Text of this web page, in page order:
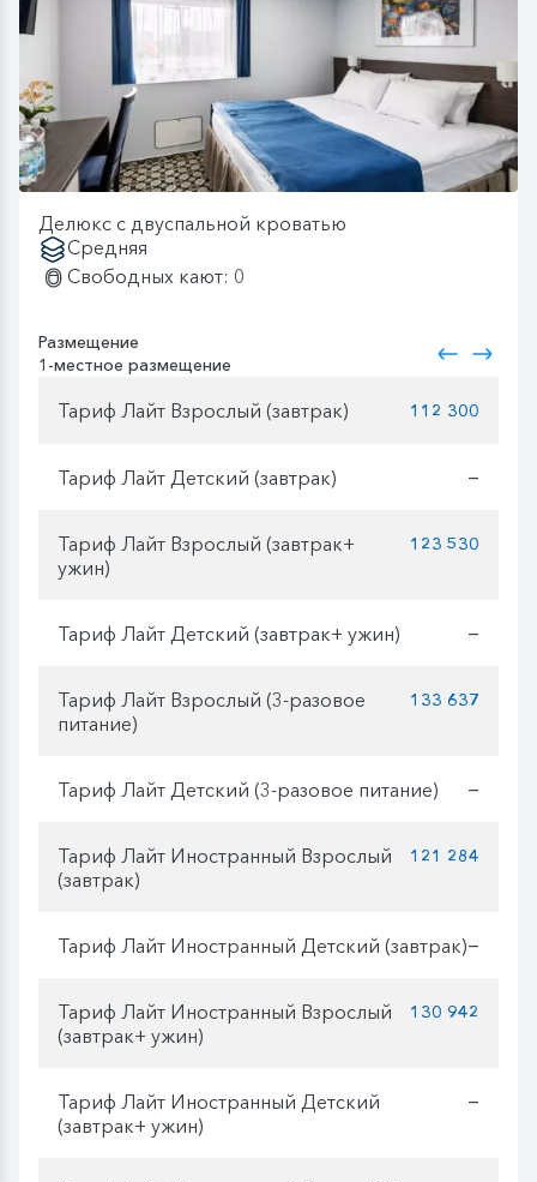
Делюкс с двуспальной кроватью
Средняя
Свободных кают: 0
Размещение
1-местное размещение
Тариф Лайт Взрослый (завтрак) 112 300
Тариф Лайт Детский (завтрак) —
Тариф Лайт Взрослый (завтрак+
ужин)
123 530
Тариф Лайт Детский (завтрак+ ужин) —
Тариф Лайт Взрослый (3-разовое
питание)
133 637
Тариф Лайт Детский (3-разовое питание) —
Тариф Лайт Иностранный Взрослый
(завтрак)
121 284
Тариф Лайт Иностранный Детский (завтрак)—
Тариф Лайт Иностранный Взрослый
(завтрак+ ужин)
130 942
Тариф Лайт Иностранный Детский
(завтрак+ ужин)
—